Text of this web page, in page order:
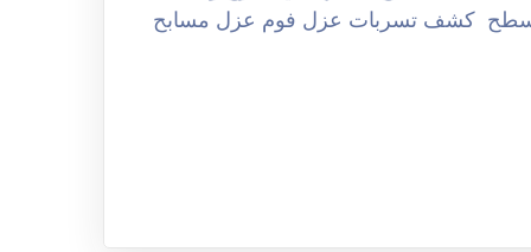
كشف تسربات عزل فوم عزل مسابح